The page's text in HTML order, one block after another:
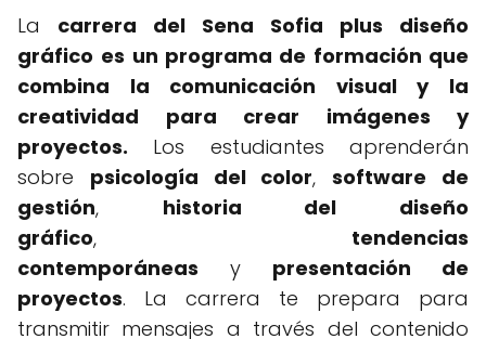
La carrera del Sena Sofia plus diseño
gráfico es un programa de formación que
combina la comunicación visual y la
creatividad para crear imágenes y
proyectos. Los estudiantes aprenderán
sobre psicología del color,software de
gestión, historia del diseño
gráfico, tendencias
contemporáneas y presentación de
proyectos. La carrera te prepara para
transmitir mensajes a través del contenido